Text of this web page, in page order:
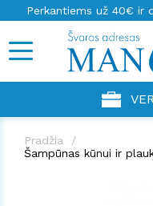
Perkantiems už 40€ ir
Pradžia
Šampūnas kūnui ir